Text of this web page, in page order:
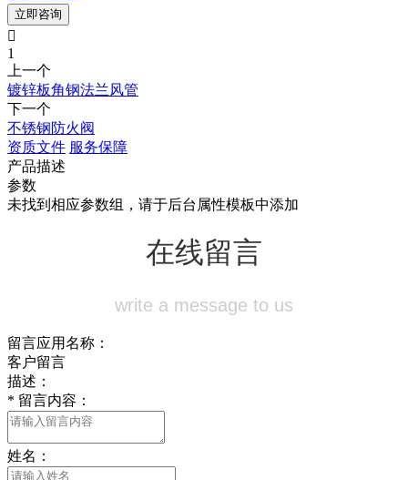
立即咨询

1
上一个
镀锌板角钢法兰风管
下一个
不锈钢防火阀
资质文件 服务保障
产品描述
参数
未找到相应参数组，请于后台属性模板中添加
在线留言
write a message to us
留言应用名称：
客户留言
描述：
* 留言内容：
姓名：